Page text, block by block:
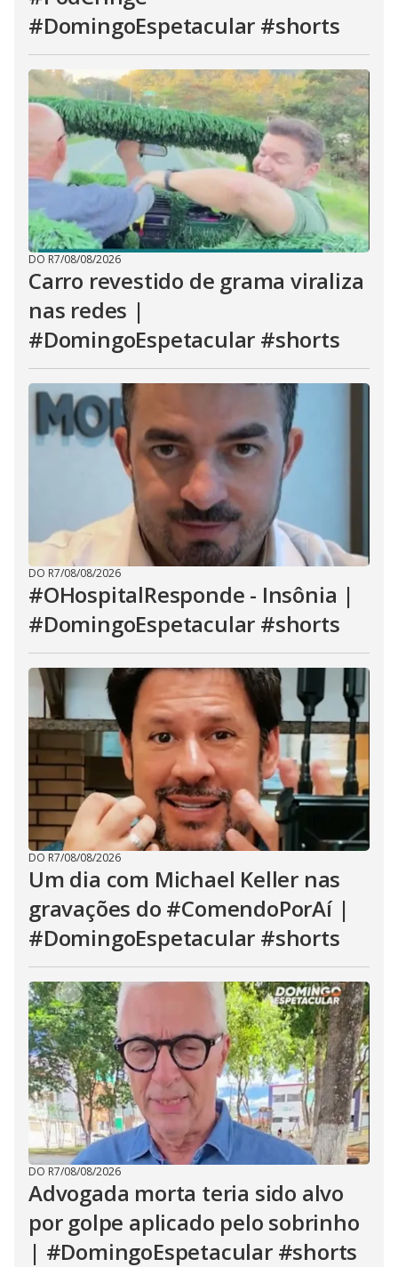
#DomingoEspetacular #shorts
DO R7/08/08/2026
Carro revestido de grama viraliza
nas redes |
#DomingoEspetacular #shorts
DO R7/08/08/2026
#OHospitalResponde - Insônia |
#DomingoEspetacular #shorts
DO R7/08/08/2026
Um dia com Michael Keller nas
gravações do #ComendoPorAí |
#DomingoEspetacular #shorts
DO R7/08/08/2026
Advogada morta teria sido alvo
por golpe aplicado pelo sobrinho
| #DomingoEspetacular #shorts